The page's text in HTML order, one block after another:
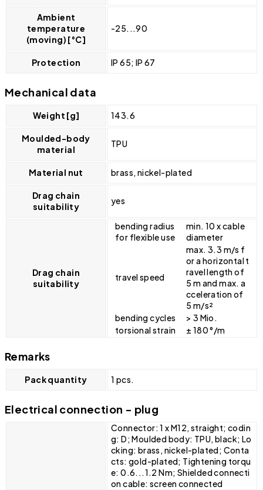
Ambient
temperature
(moving) [°C]
-25...90
Protection IP 65; IP 67
Mechanical data
Weight [g] 143.6
Moulded-body
material
TPU
Material nut brass, nickel-plated
Drag chain
suitability
yes
Drag chain
suitability
bending radius
for flexible use
min. 10 x cable
diameter
travel speed
max. 3.3 m/s f
or a horizontal t
ravel length of
5 m and max. a
cceleration of
5 m/s²
bending cycles
> 3 Mio.
torsional strain
± 180 °/m
Remarks
Pack quantity 1 pcs.
Electrical connection - plug
Connector: 1 x M12, straight; codin
g: D; Moulded body: TPU, black; Lo
cking: brass, nickel-plated; Conta
cts: gold-plated; Tightening torqu
e: 0.6...1.2 Nm; Shielded connecti
on cable: screen connected